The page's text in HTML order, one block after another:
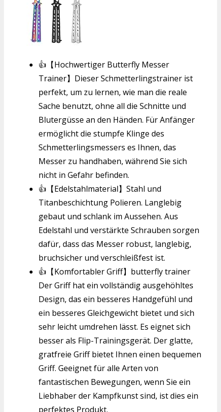
👍【Hochwertiger Butterfly Messer
Trainer】Dieser Schmetterlingstrainer ist
perfekt, um zu lernen, wie man die reale
Sache benutzt, ohne all die Schnitte und
Blutergüsse an den Händen. Für Anfänger
ermöglicht die stumpfe Klinge des
Schmetterlingsmessers es Ihnen, das
Messer zu handhaben, während Sie sich
nicht in Gefahr befinden.
👍【Edelstahlmaterial】Stahl und
Titanbeschichtung Polieren. Langlebig
gebaut und schlank im Aussehen. Aus
Edelstahl und verstärkte Schrauben sorgen
dafür, dass das Messer robust, langlebig,
bruchsicher und verschleißfest ist.
👍【Komfortabler Griff】butterfly trainer
Der Griff hat ein vollständig ausgehöhltes
Design, das ein besseres Handgefühl und
ein besseres Gleichgewicht bietet und sich
sehr leicht umdrehen lässt. Es eignet sich
besser als Flip-Trainingsgerät. Der glatte,
gratfreie Griff bietet Ihnen einen bequemen
Griff. Geeignet für alle Arten von
fantastischen Bewegungen, wenn Sie ein
Liebhaber der Kampfkunst sind, ist dies ein
perfektes Produkt.